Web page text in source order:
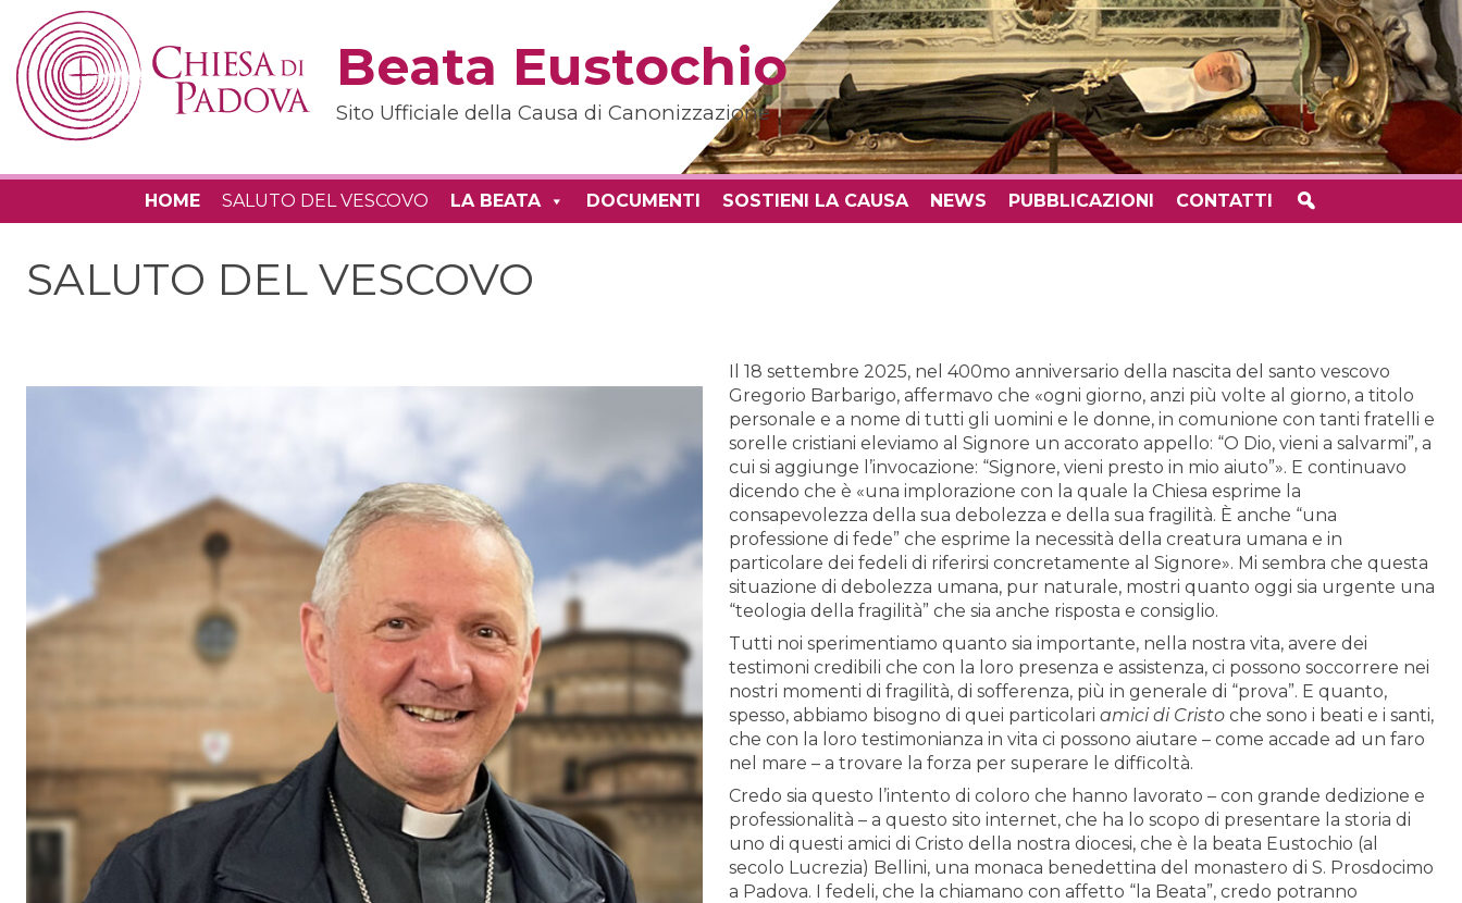
content
Beata Eustochio
Sito Ufficiale della Causa di Canonizzazione
HOME SALUTO DEL VESCOVO LA BEATA DOCUMENTI SOSTIENI LA CAUSA NEWS PUBBLICAZIONI CONTATTI
SALUTO DEL VESCOVO
Il 18 settembre 2025, nel 400mo anniversario della nascita del santo vescovo
Gregorio Barbarigo, affermavo che «ogni giorno, anzi più volte al giorno, a titolo
personale e a nome di tutti gli uomini e le donne, in comunione con tanti fratelli e
sorelle cristiani eleviamo al Signore un accorato appello: “O Dio, vieni a salvarmi”, a
cui si aggiunge l’invocazione: “Signore, vieni presto in mio aiuto”». E continuavo
dicendo che è «una implorazione con la quale la Chiesa esprime la
consapevolezza della sua debolezza e della sua fragilità. È anche “una
professione di fede” che esprime la necessità della creatura umana e in
particolare dei fedeli di riferirsi concretamente al Signore». Mi sembra che questa
situazione di debolezza umana, pur naturale, mostri quanto oggi sia urgente una
“teologia della fragilità” che sia anche risposta e consiglio.
Tutti noi sperimentiamo quanto sia importante, nella nostra vita, avere dei
testimoni credibili che con la loro presenza e assistenza, ci possono soccorrere nei
nostri momenti di fragilità, di sofferenza, più in generale di “prova”. E quanto,
spesso, abbiamo bisogno di quei particolari amici di Cristo che sono i beati e i santi,
che con la loro testimonianza in vita ci possono aiutare – come accade ad un faro
nel mare – a trovare la forza per superare le difficoltà.
Credo sia questo l’intento di coloro che hanno lavorato – con grande dedizione e
professionalità – a questo sito internet, che ha lo scopo di presentare la storia di
uno di questi amici di Cristo della nostra diocesi, che è la beata Eustochio (al
secolo Lucrezia) Bellini, una monaca benedettina del monastero di S. Prosdocimo
a Padova. I fedeli, che la chiamano con affetto “la Beata”, credo potranno